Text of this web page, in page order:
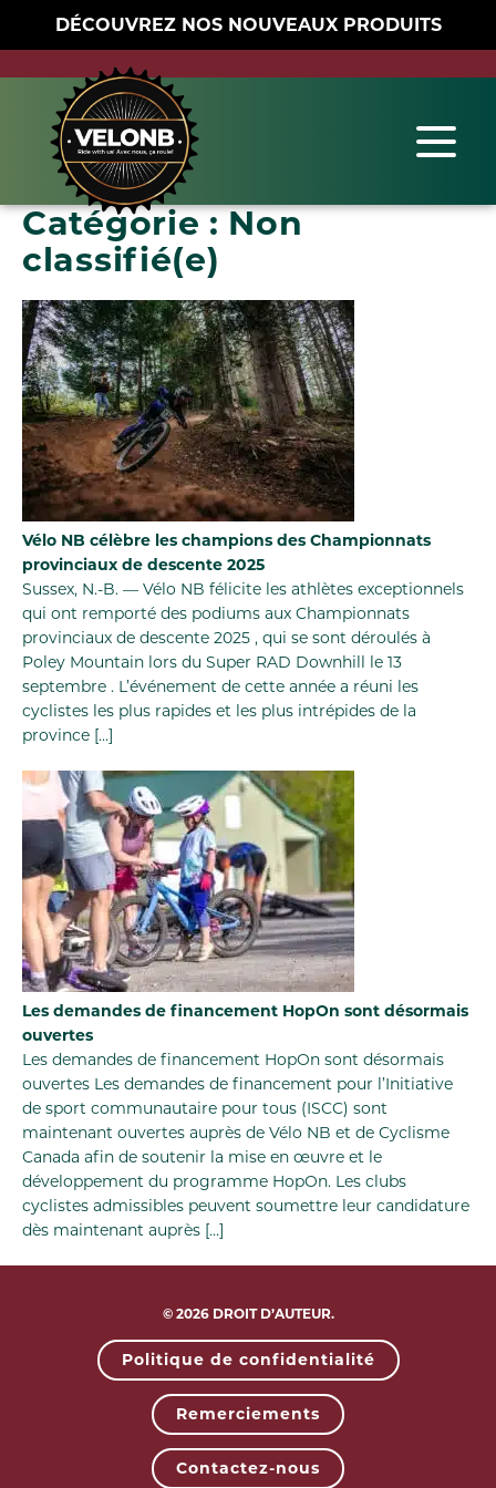
DÉCOUVREZ NOS NOUVEAUX PRODUITS
Catégorie :Non
classifié(e)
Vélo NB célèbre les champions des Championnats
provinciaux de descente 2025
Sussex, N.-B. — Vélo NB félicite les athlètes exceptionnels
qui ont remporté des podiums aux Championnats
provinciaux de descente 2025 , qui se sont déroulés à
Poley Mountain lors du Super RAD Downhill le 13
septembre . L’événement de cette année a réuni les
cyclistes les plus rapides et les plus intrépides de la
province […]
Les demandes de financement HopOn sont désormais
ouvertes
Les demandes de financement HopOn sont désormais
ouvertes Les demandes de financement pour l’Initiative
de sport communautaire pour tous (ISCC) sont
maintenant ouvertes auprès de Vélo NB et de Cyclisme
Canada afin de soutenir la mise en œuvre et le
développement du programme HopOn. Les clubs
cyclistes admissibles peuvent soumettre leur candidature
dès maintenant auprès […]
© 2026 DROIT D’AUTEUR.
Politique de confidentialité
Remerciements
Contactez-nous